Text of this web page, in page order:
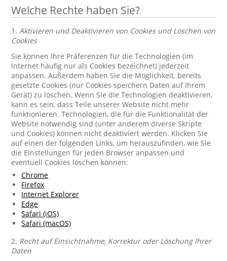
Welche Rechte haben Sie?
1.Aktivieren und Deaktivieren von Cookies und Löschen von
Cookies
Sie können Ihre Präferenzen für die Technologien (im
Internet häufig nur als Cookies bezeichnet) jederzeit
anpassen. Außerdem haben Sie die Möglichkeit, bereits
gesetzte Cookies (nur Cookies speichern Daten auf Ihrem
Gerät) zu löschen. Wenn Sie die Technologien deaktivieren,
kann es sein, dass Teile unserer Website nicht mehr
funktionieren. Technologien, die für die Funktionalität der
Website notwendig sind (unter anderem diverse Skripte
und Cookies) können nicht deaktiviert werden. Klicken Sie
auf einen der folgenden Links, um herauszufinden, wie Sie
die Einstellungen für jeden Browser anpassen und
eventuell Cookies löschen können:
Chrome
Firefox
Internet Explorer
Edge
Safari (iOS)
Safari (macOS)
2. Recht auf Einsichtnahme, Korrektur oder Löschung Ihrer
Daten